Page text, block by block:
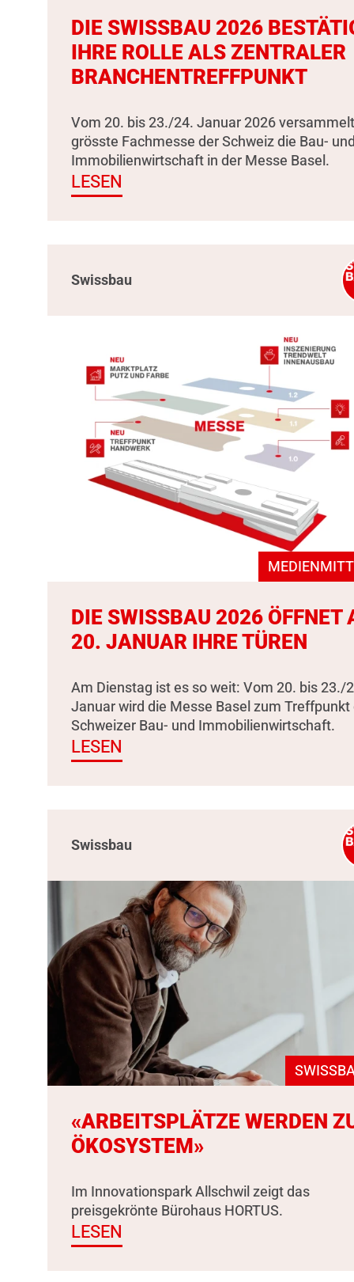
DIE SWISSBAU 2026
IHRE ROLLE ALS ZENTRALER
BRANCHENTREFFPUNKT
Vom 20. bis 23./24. Januar 2026
grösste Fachmesse der Schweiz die Bau-
Immobilienwirtschaft in der Messe Basel.
LESEN
Swissbau
DIE SWISSBAU 2026 ÖFFNET
20. JANUAR IHRE TÜREN
Am Dienstag ist es so weit: Vom 20. bis 23./
Januar wird die Messe Basel zum Treffpunkt
Schweizer Bau- und Immobilienwirtschaft.
LESEN
Swissbau
«ARBEITSPLÄTZE WERDEN
ÖKOSYSTEM»
Im Innovationspark Allschwil zeigt das
preisgekrönte Bürohaus HORTUS.
LESEN